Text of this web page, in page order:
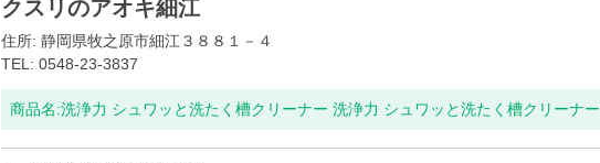
クスリのアオキ細江
住所: 静岡県牧之原市細江３８８１－４
TEL: 0548-23-3837
商品名:洗浄力 シュワッと洗たく槽クリーナー 洗浄力 シュワッと洗たく槽クリーナー